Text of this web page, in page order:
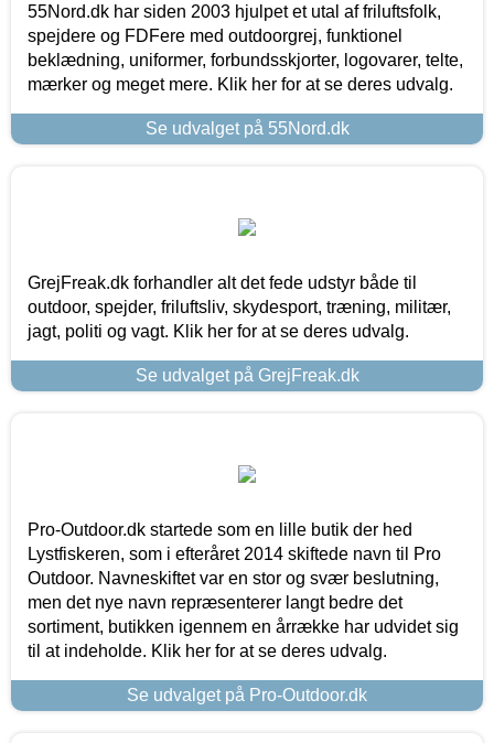
55Nord.dk har siden 2003 hjulpet et utal af friluftsfolk,
spejdere og FDFere med outdoorgrej, funktionel
beklædning, uniformer, forbundsskjorter, logovarer, telte,
mærker og meget mere. Klik her for at se deres udvalg.
Se udvalget på 55Nord.dk
GrejFreak.dk forhandler alt det fede udstyr både til
outdoor, spejder, friluftsliv, skydesport, træning, militær,
jagt, politi og vagt. Klik her for at se deres udvalg.
Se udvalget på GrejFreak.dk
Pro-Outdoor.dk startede som en lille butik der hed
Lystfiskeren, som i efteråret 2014 skiftede navn til Pro
Outdoor. Navneskiftet var en stor og svær beslutning,
men det nye navn repræsenterer langt bedre det
sortiment, butikken igennem en årrække har udvidet sig
til at indeholde. Klik her for at se deres udvalg.
Se udvalget på Pro-Outdoor.dk